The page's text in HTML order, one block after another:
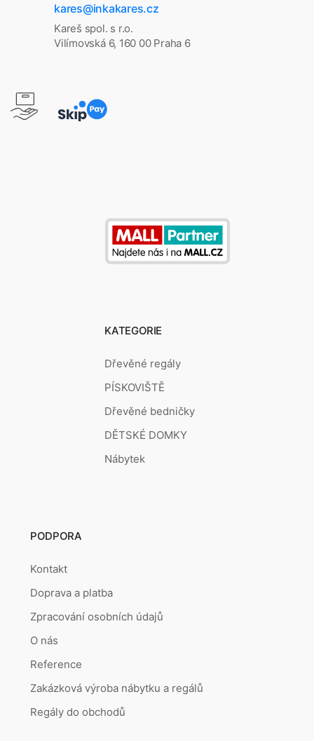
kares@inkakares.cz
Kareš spol. s r.o.
Vilímovská 6, 160 00 Praha 6
KATEGORIE
Dřevěné regály
PÍSKOVIŠTĚ
Dřevěné bedničky
DĚTSKÉ DOMKY
Nábytek
PODPORA
Kontakt
Doprava a platba
Zpracování osobních údajů
O nás
Reference
Zakázková výroba nábytku a regálů
Regály do obchodů